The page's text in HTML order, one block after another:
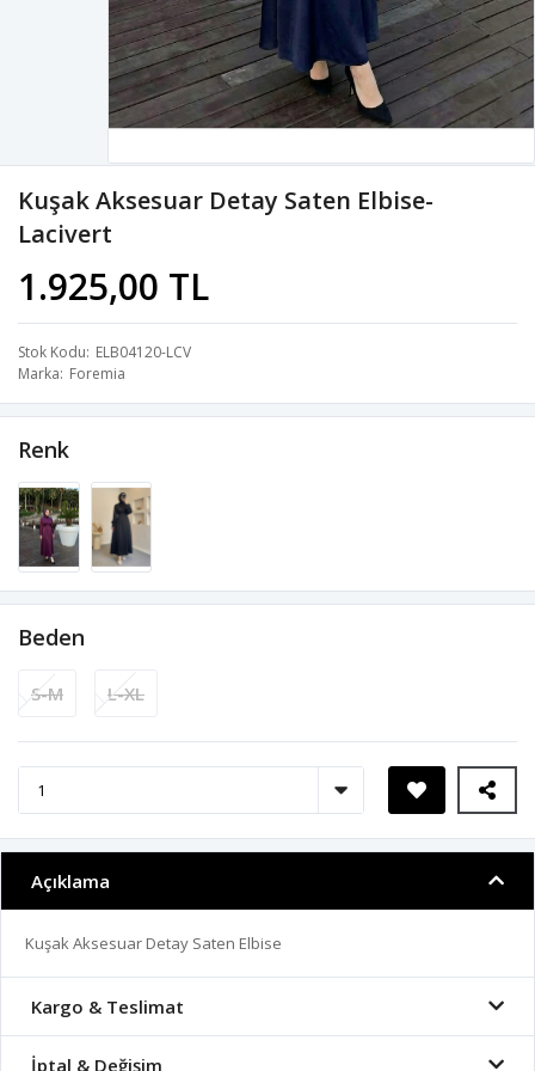
Kuşak Aksesuar Detay Saten Elbise-
Lacivert
1.925,00 TL
Stok Kodu ELB04120-LCV
Marka Foremia
Renk
Beden
S-M L-XL
Açıklama
Kuşak Aksesuar Detay Saten Elbise
Kargo & Teslimat
İptal & Değişim